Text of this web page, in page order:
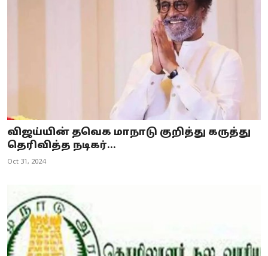
விஜய்யின் தவெக மாநாடு குறித்து கருத்து
தெரிவித்த நடிகர்...
Oct 31, 2024